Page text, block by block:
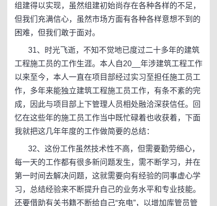
组建得以实现，虽然组建初始尚存在各种各样的不足，
但我们充满信心，虽然市场方面有各种各样意想不到的
困难，但我们敢于面对。
31、时光飞逝，不知不觉地已度过二十多年的建筑
工程施工员的工作生涯。本人自20__年涉建筑工程工作
以来至今，本人一直在项目部经过实习至担任施工员工
作，多年来能独立建筑工程施工员工作，有条不紊的完
成，因此与项目部上下管理人员相处融洽深获信任。回
忆在这些年的施工员工作当中既忙碌着也收获着，下面
我就把这几年年度的工作做简要的总结：
32、这份工作虽然技术性不高，但需要勤劳细心，
每一天的工作都有很多新问题发生，需不断学习，并在
第一时间去解决问题，这就需要向有经验的同事虚心学
习，总结经验来不断提升自己的业务水平和专业技能。
还要借助有关书籍不断给自己“充电”，以增加库管员管